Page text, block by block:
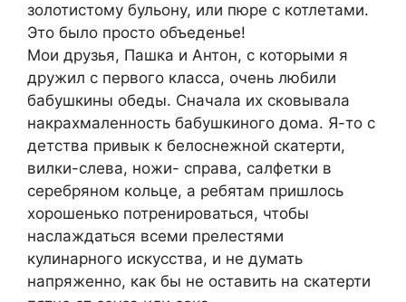
золотистому бульону, или пюре с котлетами.
Это было просто объеденье!
Мои друзья, Пашка и Антон, с которыми я
дружил с первого класса, очень любили
бабушкины обеды. Сначала их сковывала
накрахмаленность бабушкиного дома. Я-то с
детства привык к белоснежной скатерти,
вилки-слева, ножи- справа, салфетки в
серебряном кольце, а ребятам пришлось
хорошенько потренироваться, чтобы
наслаждаться всеми прелестями
кулинарного искусства, и не думать
напряженно, как бы не оставить на скатерти